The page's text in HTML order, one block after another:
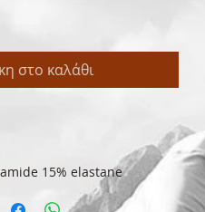
στο καλάθι
15% elastane